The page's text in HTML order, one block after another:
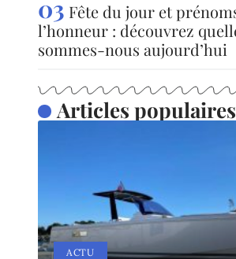
Fête du jour et
l’honneur : découvrez
sommes-nous aujourd’hui
Articles populaires
ACTU